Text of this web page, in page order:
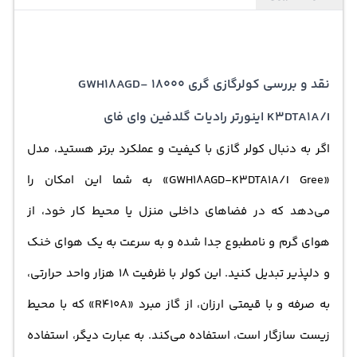
فضا را به صورت یکنواخت و بهتر توزیع کنید. همچنین، قابلیت
اتصال به شبکه وای‌فای (WiFi) در این کولر به شما اجازه
می‌دهد که دستگاه را به‌صورت دورکاری کنترل کرده و
مسی با طول 5 متر در این کولر به بهره‌وری بهتر در انتقال گاز
مبرد کمک می‌کنند. این ویژگی‌ها باعث می‌شوند که کولر گازی
مدل GWH18AGD-K3DTA1A/I از Gree مناسب برای مناطق گرم
نقد و بررسی کولرگازی گری 18000 GWH18AGD-
K3DTA1A/I اینورتر رادیات گلدفین وای فای
اگر به دنبال کولر گازی با کیفیت و عملکرد برتر هستید، مدل
«GWH18AGD-K3DTA1A/I Gree» به شما این امکان را
می‌دهد که در فضاهای داخلی منزل یا محیط کار خود، از
هوای گرم و نامطبوع جدا شده و به سرعت به یک هوای خنک
و دلپذیر تبدیل کنید. این کولر با ظرفیت 18 هزار واحد حرارتی،
به صرفه و با قیمتی ارزان، از گاز مبرد «R410A» که با محیط
زیست سازگار است، استفاده می‌کند. به عبارت دیگر، استفاده